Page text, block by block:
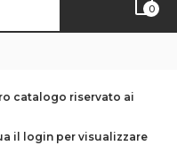
0
catalogo riservato ai
il login per visualizzare